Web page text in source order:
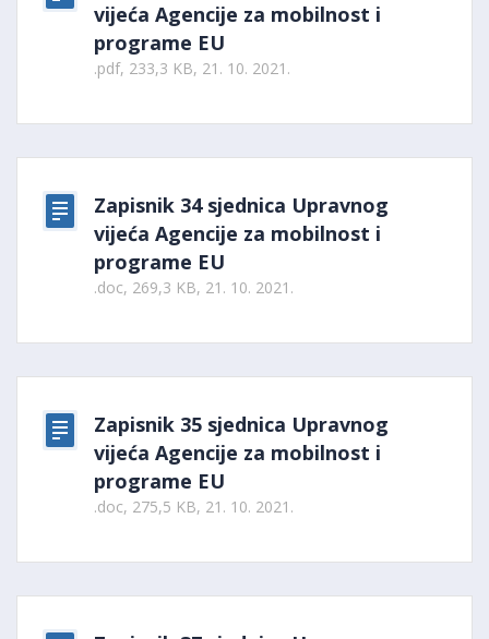
vijeća Agencije za mobilnost i
programe EU
.pdf, 233,3 KB, 21. 10. 2021.
Zapisnik 34 sjednica Upravnog
vijeća Agencije za mobilnost i
programe EU
.doc, 269,3 KB, 21. 10. 2021.
Zapisnik 35 sjednica Upravnog
vijeća Agencije za mobilnost i
programe EU
.doc, 275,5 KB, 21. 10. 2021.